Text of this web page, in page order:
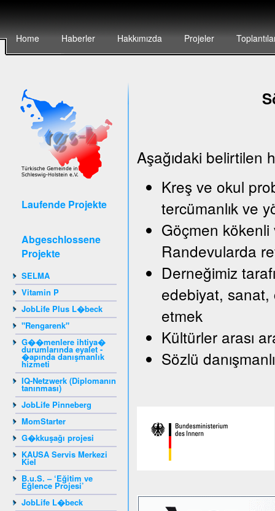
Home Haberler Hakkımızda Projeler
Laufende Projekte
Abgeschlossene
Projekte
SELMA
Vitamin P
JobLife Plus L�beck
"Rengarenk"
G��menlere ihtiya�
durumlarında eyalet -
�apında danışmanlık
hizmeti
IQ-Netzwerk (Diplomanın
tanınması)
JobLife Pinneberg
MomStarter
G�kkuşağı projesi
KAUSA Servis Merkezi
Kiel
B.u.S. – ‘Eğitim ve
Eğlence Projesi’
JobLife L�beck
Aşağıdaki belirtilen
Kreş ve okul
tercümanlık ve
Göçmen
Randevularda
Derneğimiz
edebiyat, sanat,
etmek
Kültürler arası
Sözlü